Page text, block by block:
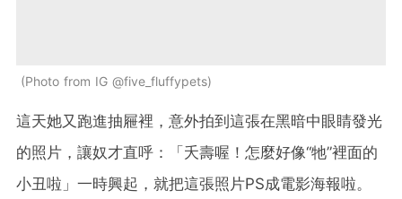
Photo from IG @five_fluffypets
這天她又跑進抽屜裡，意外拍到這張在黑暗中眼睛發光
的照片，讓奴才直呼：「夭壽喔！怎麼好像“牠”裡面的
小丑啦」一時興起，就把這張照片PS成電影海報啦。